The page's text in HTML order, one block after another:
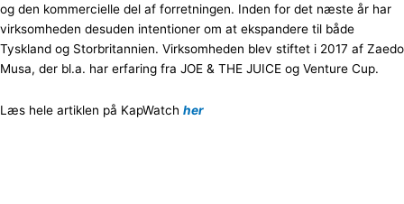
og den kommercielle del af forretningen. Inden for det næste år har
virksomheden desuden intentioner om at ekspandere til både
Tyskland og Storbritannien. Virksomheden blev stiftet i 2017 af Zaedo
Musa, der bl.a. har erfaring fra JOE & THE JUICE og Venture Cup.
Læs hele artiklen på KapWatch her